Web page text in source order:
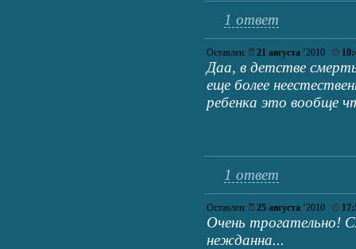
1 ответ
Оставлен: 21 августа ’2010
Даа, в детстве
еще более
ребенка это вообще
1 ответ
Оставлен: 25 августа ’2010
Очень трогательно!
нежданна...